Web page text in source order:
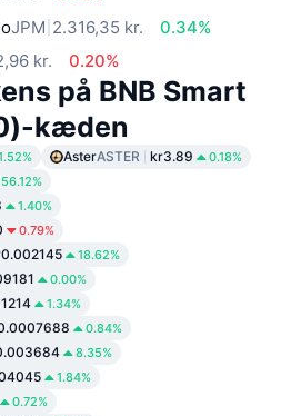
JPM 2.316,35 kr.
0.34%
kr. 0.20%
på BNB Smart
kæden
AsterASTER kr3.89 0.18%
56.12%
1.40%
0.79%
18.62%
0.00%
1.34%
0.84%
8.35%
1.84%
0.72%